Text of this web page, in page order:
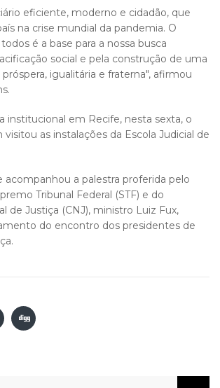
eficiente, moderno e cidadão, que
na crise mundial da pandemia. O
é a base para a nossa busca
social e pela construção de uma
igualitária e fraterna", afirmou
institucional em Recife, nesta sexta, o
as instalações da Escola Judicial de
acompanhou a palestra proferida pelo
Tribunal Federal (STF) e do
de Justiça (CNJ), ministro Luiz Fux,
do encontro dos presidentes de